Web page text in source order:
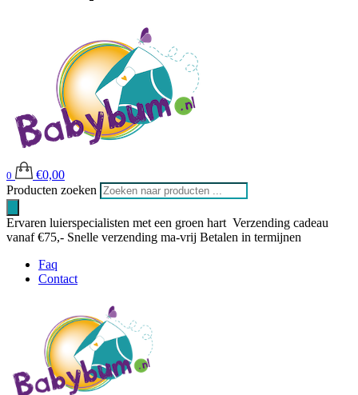
0 €0,00
Producten zoeken
Ervaren luierspecialisten met een groen hart Verzending cadeau
vanaf €75,- Snelle verzending ma-vrij Betalen in termijnen
Faq
Contact